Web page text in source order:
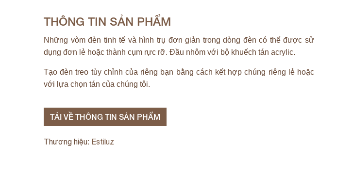
THÔNG TIN SẢN PHẨM
Những vòm đèn tinh tế và hình trụ đơn giản trong dòng đèn có thể được sử
dụng đơn lẻ hoặc thành cụm rực rỡ. Đầu nhôm với bộ khuếch tán acrylic.
Tạo đèn treo tùy chỉnh của riêng bạn bằng cách kết hợp chúng riêng lẻ hoặc
với lựa chọn tán của chúng tôi.
TẢI VỀ THÔNG TIN SẢN PHẨM
Thương hiệu: Estiluz